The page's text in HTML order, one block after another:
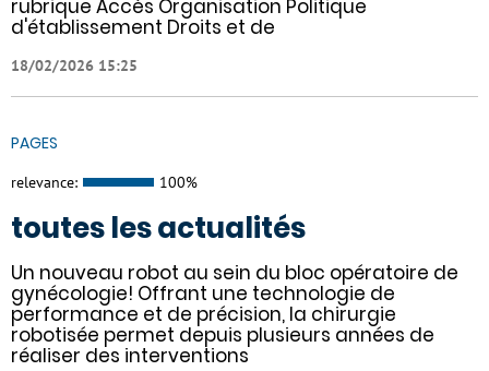
rubrique Accès Organisation Politique
d'établissement Droits et de
18/02/2026 15:25
PAGES
relevance: 100%
toutes les actualités
Un nouveau robot au sein du bloc opératoire de
gynécologie! Offrant une technologie de
performance et de précision, la chirurgie
robotisée permet depuis plusieurs années de
réaliser des interventions